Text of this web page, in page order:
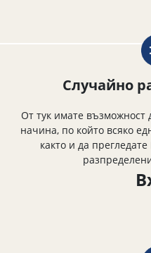
Случайно
От тук имате
начина, по който всяко
както и да